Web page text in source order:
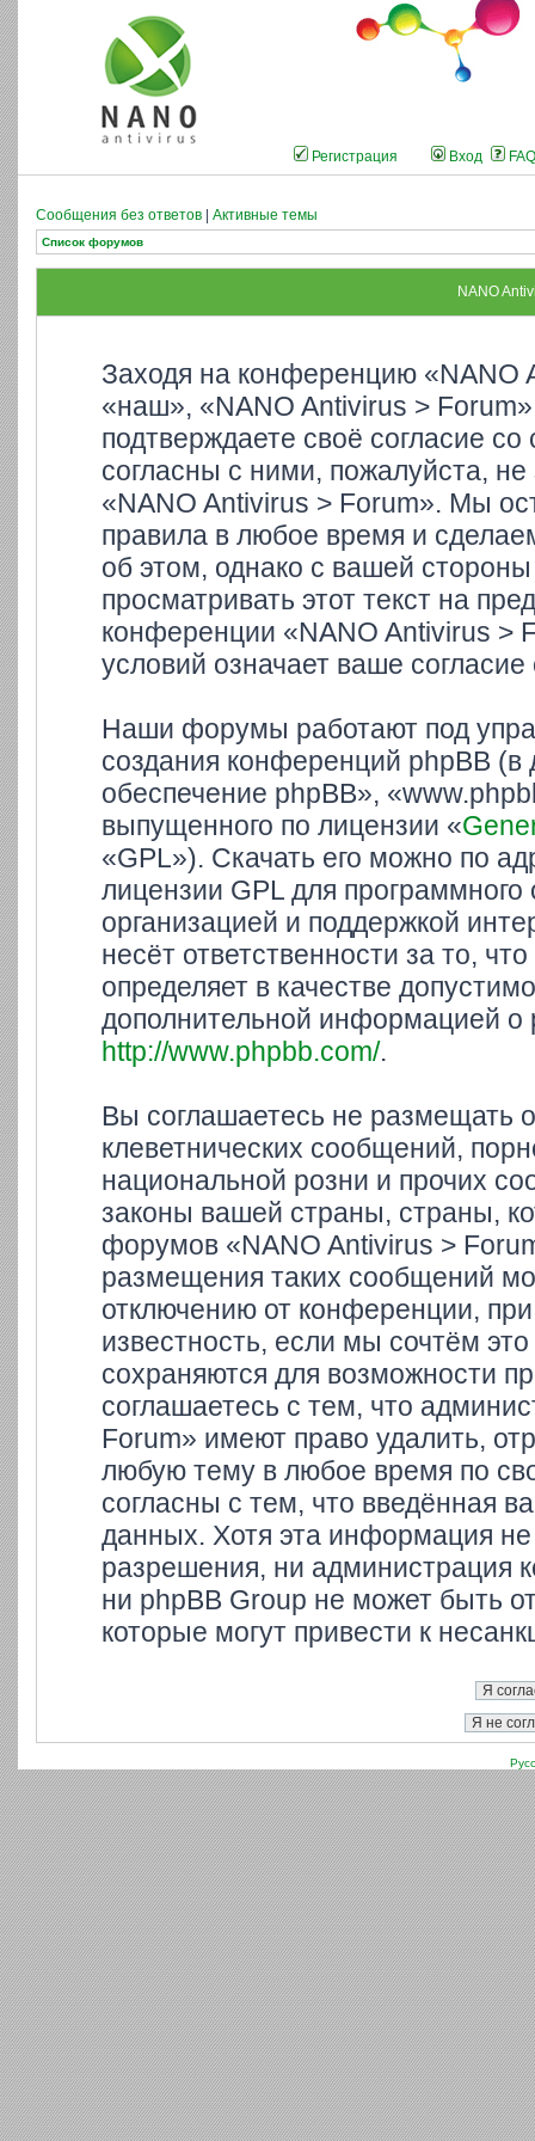
Регистрация Вход FAQ
Сообщения без ответов Активные темы
Список форумов
NANO
Заходя на конференцию
«наш», «NANO Antivirus >
подтверждаете своё согласие
согласны с ними, пожалуйста,
«NANO Antivirus > Forum». Мы
правила в любое время и
об этом, однако с вашей
просматривать этот текст на
конференции «NANO Antivirus >
условий означает ваше
Наши форумы работают под
создания конференций phpBB
обеспечение phpBB»,
выпущенного по лицензии «
«GPL»). Скачать его можно по
лицензии GPL для
организацией и поддержкой
несёт ответственности за то,
определяет в качестве
дополнительной информацией о
http://www.phpbb.com/.
Вы соглашаетесь не размещать
клеветнических сообщений,
национальной розни и прочих
законы вашей страны, страны,
форумов «NANO Antivirus >
размещения таких сообщений
отключению от конференции,
известность, если мы сочтём
сохраняются для возможности
соглашаетесь с тем, что
Forum» имеют право удалить,
любую тему в любое время по
согласны с тем, что введённая
данных. Хотя эта информация
разрешения, ни администрация
ни phpBB Group не может быть
которые могут привести к